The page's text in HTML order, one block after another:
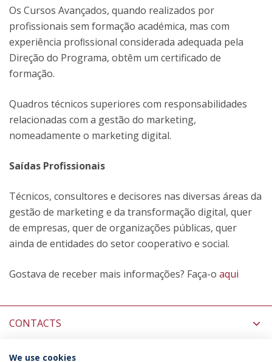
Os Cursos Avançados, quando realizados por
profissionais sem formação académica, mas com
experiência proﬁssional considerada adequada pela
Direção do Programa, obtêm um certificado de
formação.
Quadros técnicos superiores com responsabilidades
relacionadas com a gestão do marketing,
nomeadamente o marketing digital.
Saídas Profissionais
Técnicos, consultores e decisores nas diversas áreas da
gestão de marketing e da transformação digital, quer
de empresas, quer de organizações públicas, quer
ainda de entidades do setor cooperativo e social.
Gostava de receber mais informações? Faça-o aqui
CONTACTS
MORE INFORMATION
We use cookies